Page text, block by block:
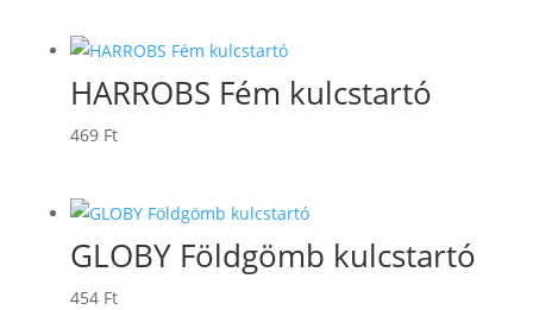
HARROBS Fém kulcstartó
469 Ft
GLOBY Földgömb kulcstartó
454 Ft